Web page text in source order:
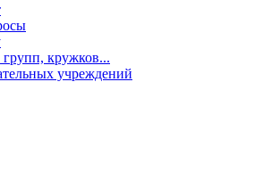
кружков...
учреждений